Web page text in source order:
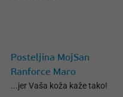
Posteljina MojSan
Ranforce Maro
...jer Vaša koža kaže tako!